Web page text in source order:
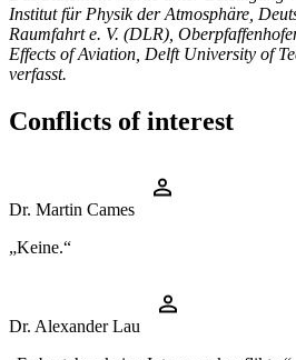
Institut für Physik der Atmosphäre,
Raumfahrt e. V. (DLR),
Effects of Aviation, Delft University of
verfasst.
Conflicts of interest
Dr. Martin Cames
„Keine.“
Dr. Alexander Lau